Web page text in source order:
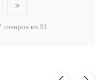
>
из 31